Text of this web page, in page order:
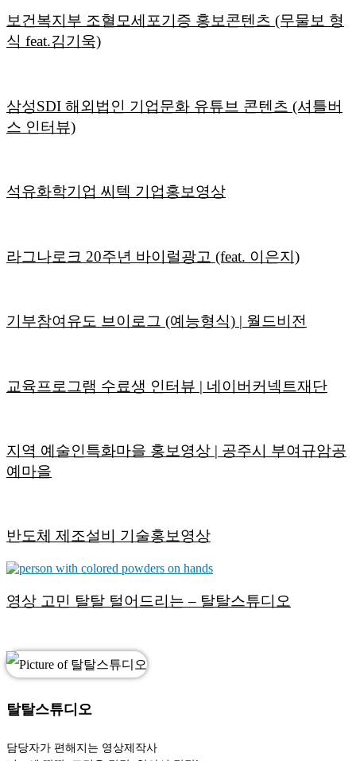
보건복지부 조혈모세포기증 홍보콘텐츠 (무물보 형
식 feat.김기욱)
삼성SDI 해외법인 기업문화 유튜브 콘텐츠 (셔틀버
스 인터뷰)
석유화학기업 씨텍 기업홍보영상
라그나로크 20주년 바이럴광고 (feat. 이은지)
기부참여유도 브이로그 (예능형식) | 월드비전
교육프로그램 수료생 인터뷰 | 네이버커넥트재단
지역 예술인특화마을 홍보영상 | 공주시 부여규암공
예마을
반도체 제조설비 기술홍보영상
영상 고민 탈탈 털어드리는 – 탈탈스튜디오
탈탈스튜디오
담당자가 편해지는 영상제작사